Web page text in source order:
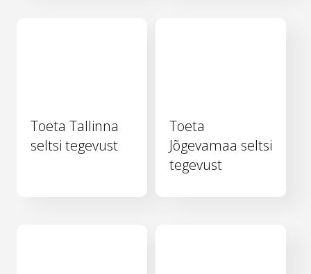
Toeta Tallinna
seltsi tegevust
Toeta
Jõgevamaa seltsi
tegevust